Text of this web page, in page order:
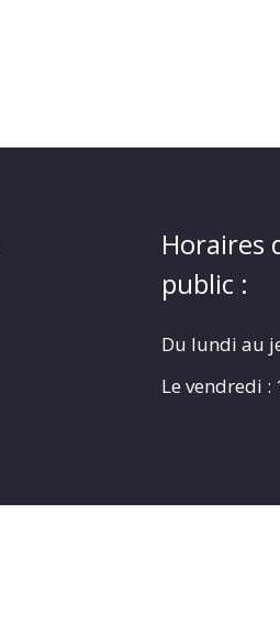
Horaires
public :
Du lundi au
Le vendredi :